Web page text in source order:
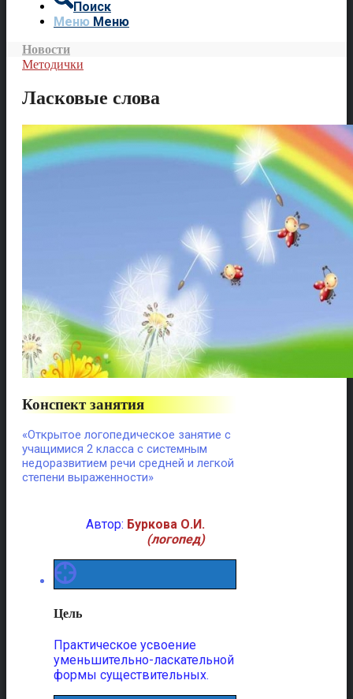
Поиск
Меню Меню
Новости
Методички
Ласковые слова
Конспект занятия
«Открытое логопедическое занятие с
учащимися 2 класса с системным
недоразвитием речи средней и легкой
степени выраженности»
Автор: Буркова О.И.
(логопед)
Цель
Практическое усвоение
уменьшительно-ласкательной
формы существительных.